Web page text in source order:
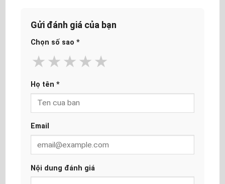
Gửi đánh giá của bạn
Chọn số sao *
★
★
★
★
★
Họ tên *
Email
Nội dung đánh giá